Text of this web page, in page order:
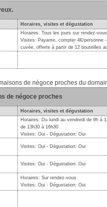
Horaires, visites et dégustation
Horaires: Tous les jours sur rendez-vous
Visites: Payante, compter 4€/personne
cuvée, offerte à partir de 12 bouteilles
de négoce proches du
de négoce proches
Horaires, visites et dégustation
Horaires: Du lundi au vendredi de 9h à
de 13h30 à 16h30
Visites: Oui - Dégustation: Oui
Visites: Oui - Dégustation: Oui
Visites: Oui - Dégustation: Oui
Horaires: Sur rendez-vous
Visites: Oui - Dégustation: Oui